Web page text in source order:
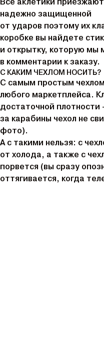
Все аклетики
надежно защищенной
от ударов поэтому их
коробке вы найдете
и открытку, которую мы
в комментарии к заказу.
С КАКИМ ЧЕХЛОМ НОСИТЬ?
C cамым простым
любого маркетплейса.
достаточной
за карабины чехол не
фото).
А с такими нельзя: с
от холода, а также с
порвется (вы сразу
оттягивается, когда